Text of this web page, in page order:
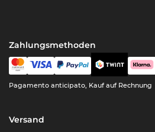
Zahlungsmethoden
Pagamento anticipato, Kauf auf Rechnung
Versand